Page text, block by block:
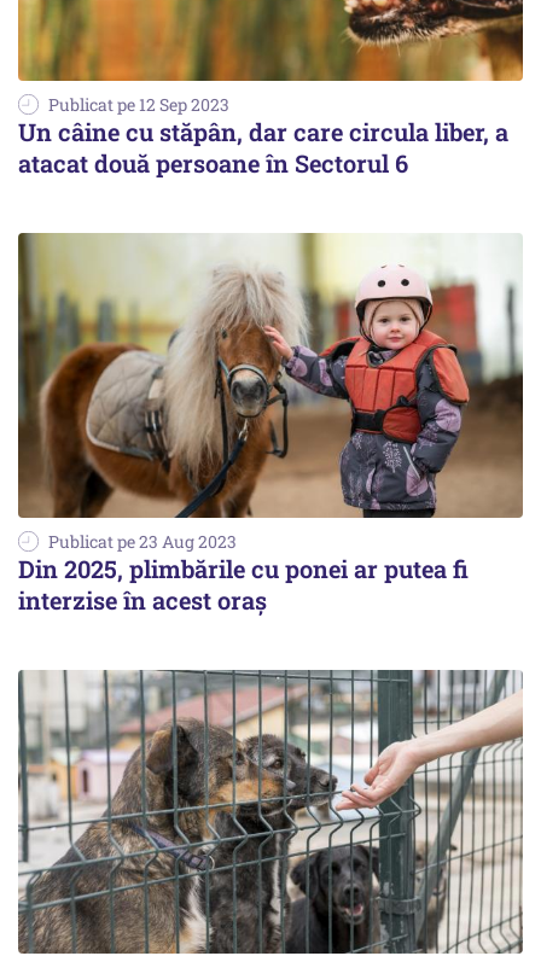
Publicat pe 12 Sep 2023
Un câine cu stăpân, dar care circula liber, a
atacat două persoane în Sectorul 6
Publicat pe 23 Aug 2023
Din 2025, plimbările cu ponei ar putea fi
interzise în acest oraş